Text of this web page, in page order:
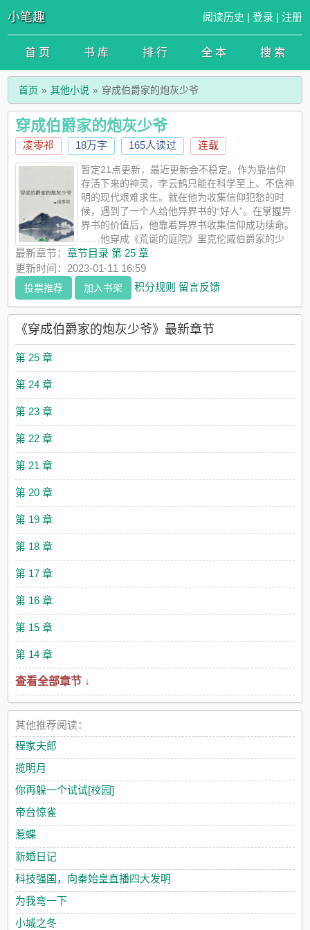
小笔趣 阅读历史 | 登录 | 注册
首 页 书 库 排 行 全 本 搜 索
首页 其他小说 穿成伯爵家的炮灰少爷
穿成伯爵家的炮灰少爷
凌零祁 18万字 165人读过 连载
暂定21点更新，最近更新会不稳定。作为靠信仰
存活下来的神灵，李云鹤只能在科学至上、不信神
明的现代艰难求生。就在他为收集信仰犯愁的时
候，遇到了一个人给他异界书的“好人”。在掌握异
界书的价值后，他靠着异界书收集信仰成功续命。
……他穿成《荒诞的庭院》里克伦威伯爵家的少
爷。-洛恩·克伦威。按照书里的剧情，他会在十六岁诞辰那天，被
大反派乱拳打死。为了避免惨剧上演，他开始解决原主的烂摊
子。后来，所有人都开始称颂他的功绩。恨他入骨的反派，也成
了他的护（迷）卫（弟）再后来，洛恩教会在本尊不知情的情况
下，逐渐壮大，甚至超过了光辉教廷。据说洛恩教会正准备远
征，拿下光辉教廷。至于洛恩教会的创始人究竟是谁？至今仍是
个谜。洛恩：…… 1异界、现代双穿文。2无cp，无单箭头3架空
最新章节：章节目录 第 25 章
更新时间：2023-01-11 16:59
投票推荐 加入书架 积分规则 留言反馈
《穿成伯爵家的炮灰少爷》最新章节
第 25 章
第 24 章
第 23 章
第 22 章
第 21 章
第 20 章
第 19 章
第 18 章
第 17 章
第 16 章
第 15 章
第 14 章
查看全部章节 ↓
其他推荐阅读：
程家夫郎
揽明月
你再躲一个试试[校园]
帝台惊雀
惹蝶
新婚日记
科技强国，向秦始皇直播四大发明
为我弯一下
小城之冬